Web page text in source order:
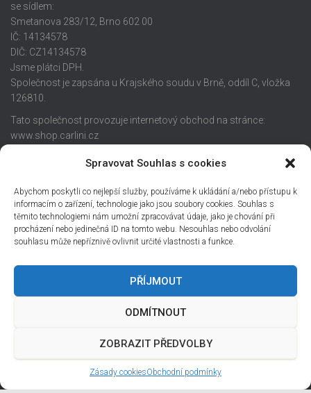
Spravovat Souhlas s cookies
Abychom poskytli co nejlepší služby, používáme k ukládání a/nebo přístupu k
informacím o zařízení, technologie jako jsou soubory cookies. Souhlas s
těmito technologiemi nám umožní zpracovávat údaje, jako je chování při
procházení nebo jedinečná ID na tomto webu. Nesouhlas nebo odvolání
souhlasu může nepříznivě ovlivnit určité vlastnosti a funkce.
PŘÍJMOUT
ODMÍTNOUT
ZOBRAZIT PŘEDVOLBY
Zásady cookiesObchodní podmínky
se sídlem:
Smetanova 283/12, Brno 602 00
IČ: 14134578
DIČ: CZ14134578
Jsme plátci DPH.
Společnost je zapsána u Krajského soudu v Brně, oddíl C, vložka
126810.
Tato společnost provozuje internetový obchod na stránce:
www.shop.carlini.cz
Hestia | Developed byThemeIsle